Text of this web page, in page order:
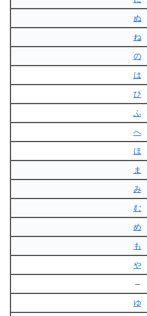
ぬ
ね
の
は
ひ
ふ
へ
ほ
ま
み
む
め
も
や
–
ゆ